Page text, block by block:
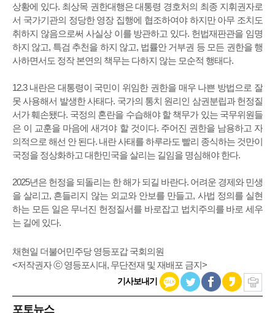
상황에 있다. 최상목 권한대행은 대통령 경호처의 최종 지휘권자로
서 국가기관의 정당한 영장 집행에 협조하여야 하지만 아무 조치도
취하지 않음으로써 사실상 이를 방관하고 있다. 헌법재판관을 임명
하지 않고, 특검 추천을 하지 않고, 법률안 거부권 등 모든 권한을 행
사하면서도 정작 본연의 책무는 다하지 않는 모순적 행태다.
12.3 내란은 대통령이 국민이 위임한 권한을 매우 나쁜 방법으로 잘
못 사용해서 발생한 사태다. 국가의 통치 원리인 삼권분립과 헌정질
서가 훼손됐다. 국정의 혼란을 수습해야 할 책무가 있는 국무위원들
은 이 교훈을 마음에 새겨야 할 것이다. 주어진 권한을 남용하고 자
의적으로 해선 안 된다. 내란 사태를 하루라도 빨리 종식하는 것만이
국정을 정상화하고 대한민국을 살리는 길임을 명심해야 한다.
2025년은 헌정을 되돌리는 한 해가 되길 바란다. 어려운 경제와 민생
을 살리고, 흔들리지 않는 외교와 안보를 만들고, 사법 정의를 실현
하는 모든 일은 무너진 헌정질서를 바로잡고 법치주의를 바로 세우
는 길에 있다.
채현일 더불어민주당 영등포갑 국회의원
<저작권자 ⓒ 영등포시대, 무단전재 및 재배포 금지>
기사보내기
포토뉴스